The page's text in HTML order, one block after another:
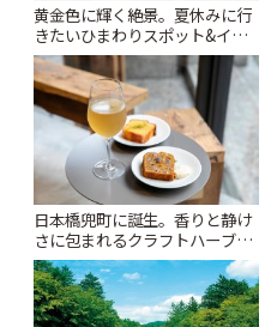
黄金色に輝く絶景。夏休みに行
きたいひまわりスポット&イベ
ント15選。巨大迷路や夜のライ
トアップまで【2026年夏】 | こ
とりっぷ
日本橋兜町に誕生。香りと静け
さに包まれるクラフトハーブテ
ィー専門店「TYNK
Kabutocho」 | ことりっぷ